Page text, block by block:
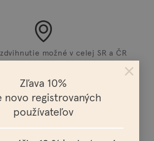
Zľava 10%
novo registrovaných
používateľov
×
možné v celej SR a ČR
nad 100€ zadarmo